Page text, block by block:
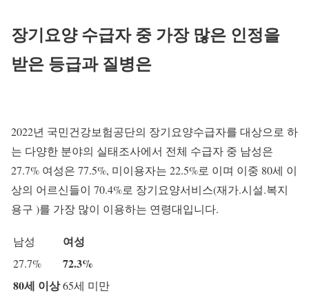
장기요양 수급자 중 가장 많은 인정을
받은 등급과 질병은
2022년 국민건강보험공단의 장기요양수급자를 대상으로 하
는 다양한 분야의 실태조사에서 전체 수급자 중 남성은
27.7% 여성은 77.5%, 미이용자는 22.5%로 이며 이중 80세 이
상의 어르신들이 70.4%로 장기요양서비스(재가.시설.복지
용구 )를 가장 많이 이용하는 연령대입니다.
남성 여성
27.7%
72.3%
80세 이상65세 미만